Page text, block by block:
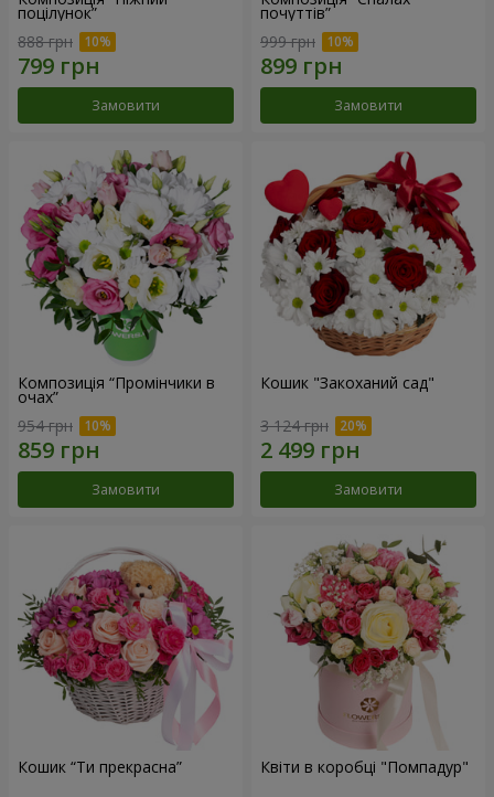
поцілунок”
888 грн
Замовити
почуттів”
999 грн
Замовити
Композиція “Промінчики в
очах”
954 грн
Замовити
Кошик "Закоханий сад"
3 124 грн
Замовити
Кошик “Ти прекрасна” Квіти в коробці "Помпадур"